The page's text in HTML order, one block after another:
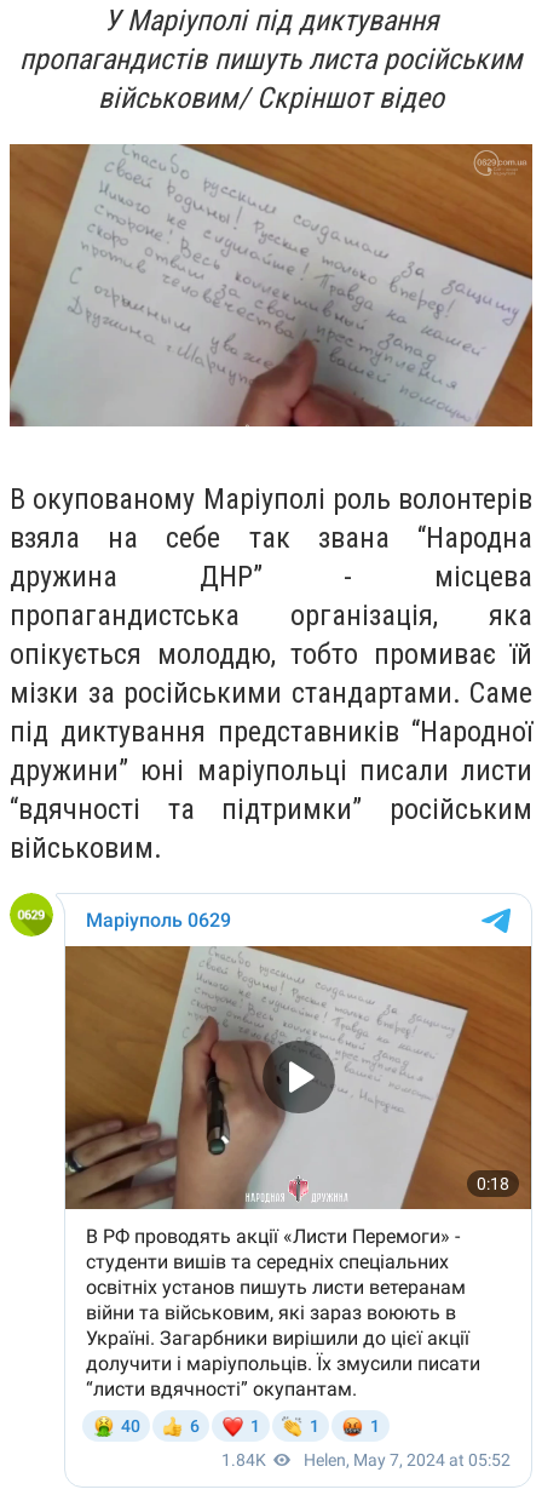
У Маріуполі під диктування
пропагандистів пишуть листа російським
військовим/ Скріншот відео
В окупованому Маріуполі роль волонтерів
взяла на себе так звана “Народна
дружина ДНР” - місцева
пропагандистська організація, яка
опікується молоддю, тобто промиває їй
мізки за російськими стандартами. Саме
під диктування представників “Народної
дружини” юні маріупольці писали листи
“вдячності та підтримки” російським
військовим.